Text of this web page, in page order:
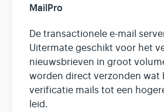
MailPro
De transactionele e-mail
Uitermate geschikt voor het
nieuwsbrieven in groot
worden direct verzonden wat
verificatie mails tot een
leid.